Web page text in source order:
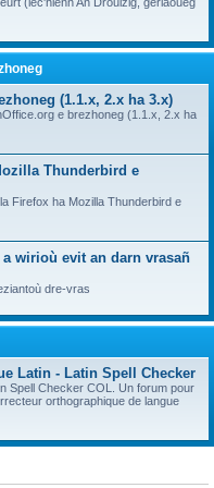
(1.1.x, 2.x ha 3.x)
e brezhoneg (1.1.x, 2.x ha
Thunderbird e
Firefox ha Mozilla Thunderbird e
wirioù evit an darn vrasañ
dre-vras
Latin - Latin Spell Checker
Spell Checker COL. Un forum pour
orthographique de langue